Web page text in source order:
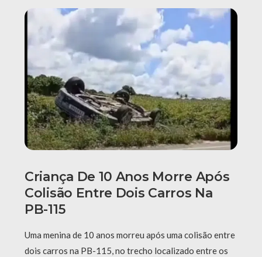
Criança De 10 Anos Morre Após
Colisão Entre Dois Carros Na
PB-115
Uma menina de 10 anos morreu após uma colisão entre
dois carros na PB-115, no trecho localizado entre os